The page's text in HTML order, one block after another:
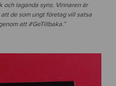
laganda syns. Vinnaren är
de som ungt företag vill satsa
att #GeTillbaka.”